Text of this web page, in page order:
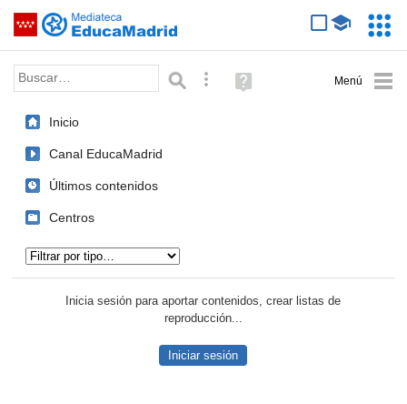
Saltar navegación
Palabra o frase: Búsqueda avanzada
Ayuda
(en
Inicio
Canal EducaMadrid
Últimos contenidos
Centros
Inicia sesión para aportar contenidos, crear listas de
reproducción...
Iniciar sesión